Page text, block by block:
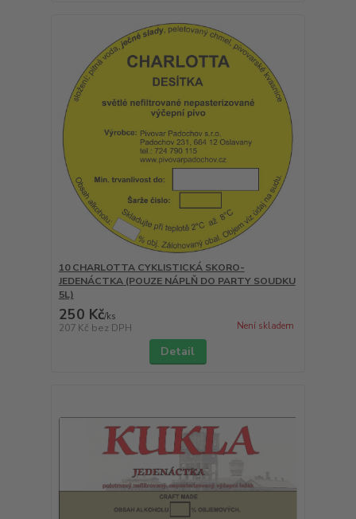
10 CHARLOTTA CYKLISTICKÁ SKORO-
JEDENÁCTKA (POUZE NÁPLŇ DO PARTY SOUDKU
5L)
250 Kč/ks
207 Kč bez DPH Není skladem
Detail